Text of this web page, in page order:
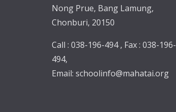
Nong Prue, Bang Lamung,
Chonburi, 20150
Call : 038-196-494 , Fax : 038-196-
494,
Email: schoolinfo@mahatai.org